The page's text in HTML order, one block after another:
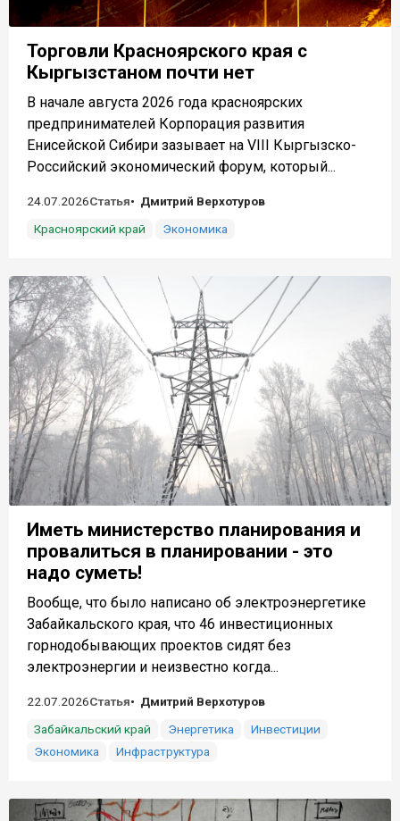
Торговли Красноярского края с
Кыргызстаном почти нет
В начале августа 2026 года красноярских
предпринимателей Корпорация развития
Енисейской Сибири зазывает на VIII Кыргызско-
Российский экономический форум, который...
24.07.2026Статья
Дмитрий Верхотуров
Красноярский край
Экономика
Иметь министерство планирования и
провалиться в планировании - это
надо суметь!
Вообще, что было написано об электроэнергетике
Забайкальского края, что 46 инвестиционных
горнодобывающих проектов сидят без
электроэнергии и неизвестно когда...
22.07.2026Статья
Дмитрий Верхотуров
Забайкальский край
Энергетика
Инвестиции
Экономика
Инфраструктура